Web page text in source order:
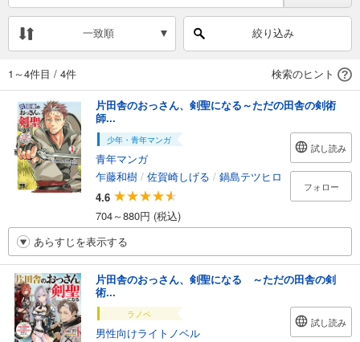
一致順 絞り込み
1～4件目 / 4件 検索のヒント
片田舎のおっさん、剣聖になる～ただの田舎の剣術
師...
少年・青年マンガ
青年マンガ
乍藤和樹 / 佐賀崎しげる / 鍋島テツヒロ
4.6
704～880円 (税込)
試し読み
フォロー
あらすじを表示する
片田舎のおっさん、剣聖になる ～ただの田舎の剣
術...
ラノベ
男性向けライトノベル
試し読み